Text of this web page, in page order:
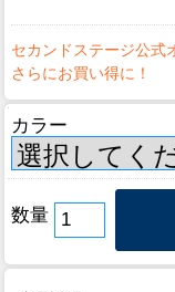
カラー
数量